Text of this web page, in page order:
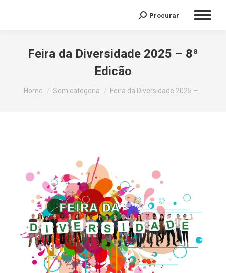
Procurar
Feira da Diversidade 2025 – 8ª
Edicão
You are here:
Home Sem categoria Feira da Diversidade 2025 –…